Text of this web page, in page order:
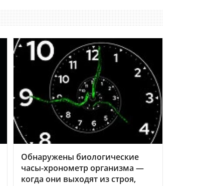
Обнаружены биологические
часы-хронометр организма —
когда они выходят из строя,